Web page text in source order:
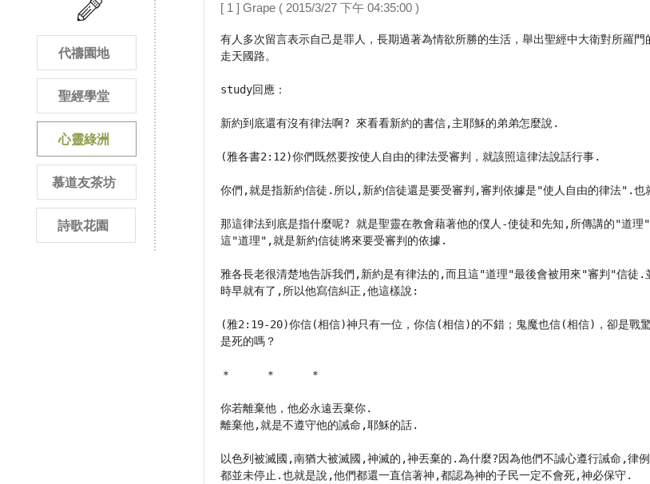
代禱園地
聖經學堂
心靈綠洲
慕道友茶坊
詩歌花園
[ 1 ] Grape ( 2015/3/27 下午 04:35:00 )
有人多次留言表示自己是罪人，長期過著為情欲所勝的生活，舉出聖經中大衛對所羅
走天國路。
study回應：
新約到底還有沒有律法啊? 來看看新約的書信,主耶穌的弟弟怎麼說.
(雅各書2:12)你們既然要按使人自由的律法受審判，就該照這律法說話行事.
你們,就是指新約信徒.所以,新約信徒還是要受審判,審判依據是"使人自由的律法".
那這律法到底是指什麼呢? 就是聖靈在教會藉著他的僕人-使徒和先知,所傳講的"道
這"道理",就是新約信徒將來要受審判的依據.
雅各長老很清楚地告訴我們,新約是有律法的,而且這"道理"最後會被用來"審判"信
時早就有了,所以他寫信糾正,他這樣說:
(雅2:19-20)你信(相信)神只有一位，你信(相信)的不錯；鬼魔也信(相信)，卻是戰
是死的嗎？
＊　　　＊　　　＊
你若離棄他，他必永遠丟棄你.
離棄他,就是不遵守他的誡命,耶穌的話.
以色列被滅國,南猶大被滅國,神滅的,神丟棄的.為什麼?因為他們不誠心遵行誡命,律
都並未停止.也就是說,他們都還一直信著神,都認為神的子民一定不會死,神必保守.